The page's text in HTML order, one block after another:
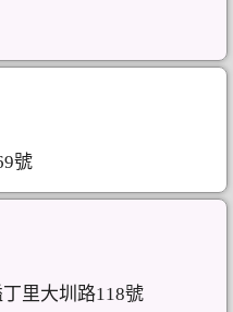
號
里大圳路118號